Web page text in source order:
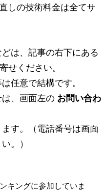
しの技術料金は全てサ
は、記事の右下にある
せください。
任意で結構です。
、画面左の お問い合わ
す。（電話番号は画面
。）
キングに参加していま